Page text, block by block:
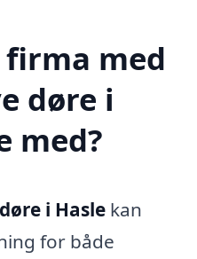
med
døre i
med?
i Hasle kan
for både